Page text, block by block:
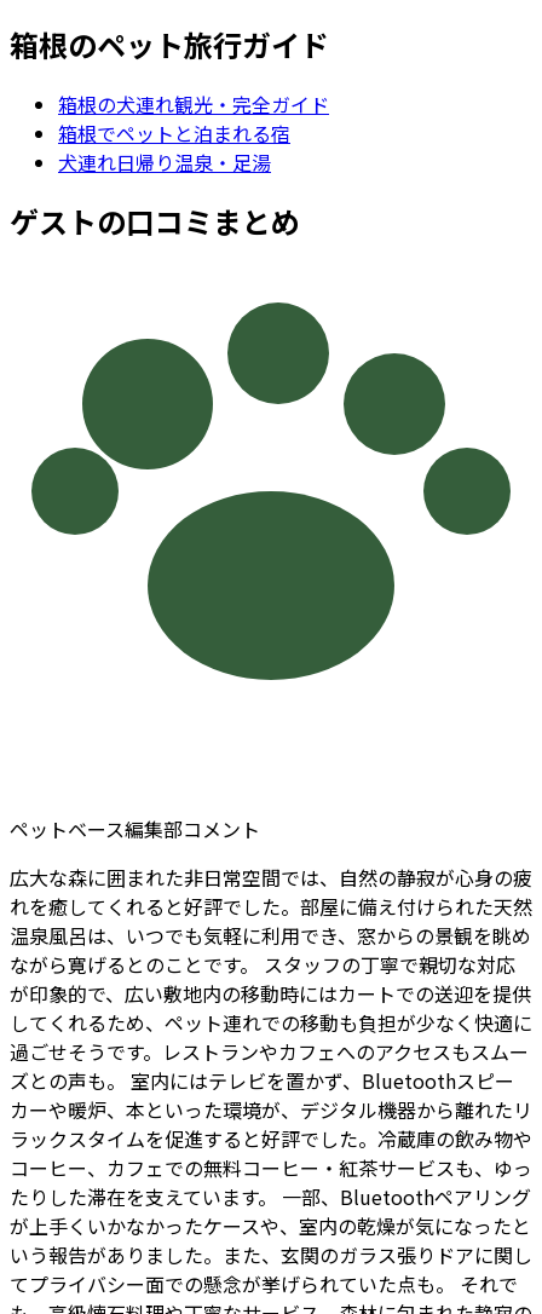
箱根のペット旅行ガイド
箱根の犬連れ観光・完全ガイド
箱根でペットと泊まれる宿
犬連れ日帰り温泉・足湯
ゲストの口コミまとめ
ペットベース編集部コメント
広大な森に囲まれた非日常空間では、自然の静寂が心身の疲
れを癒してくれると好評でした。部屋に備え付けられた天然
温泉風呂は、いつでも気軽に利用でき、窓からの景観を眺め
ながら寛げるとのことです。 スタッフの丁寧で親切な対応
が印象的で、広い敷地内の移動時にはカートでの送迎を提供
してくれるため、ペット連れでの移動も負担が少なく快適に
過ごせそうです。レストランやカフェへのアクセスもスムー
ズとの声も。 室内にはテレビを置かず、Bluetoothスピー
カーや暖炉、本といった環境が、デジタル機器から離れたリ
ラックスタイムを促進すると好評でした。冷蔵庫の飲み物や
コーヒー、カフェでの無料コーヒー・紅茶サービスも、ゆっ
たりした滞在を支えています。 一部、Bluetoothペアリング
が上手くいかなかったケースや、室内の乾燥が気になったと
いう報告がありました。また、玄関のガラス張りドアに関し
てプライバシー面での懸念が挙げられていた点も。 それで